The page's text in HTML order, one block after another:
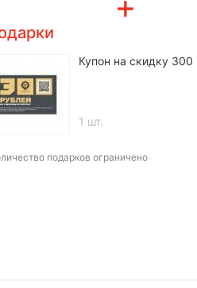
Купон на скидку 300
1 шт.
подарков ограничено